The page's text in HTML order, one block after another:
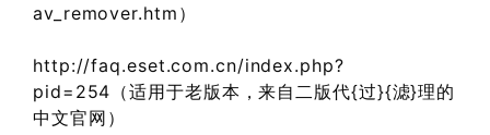
av_remover.htm）
http://faq.eset.com.cn/index.php?
pid=254（适用于老版本，来自二版代{过}{滤}理的
中文官网）